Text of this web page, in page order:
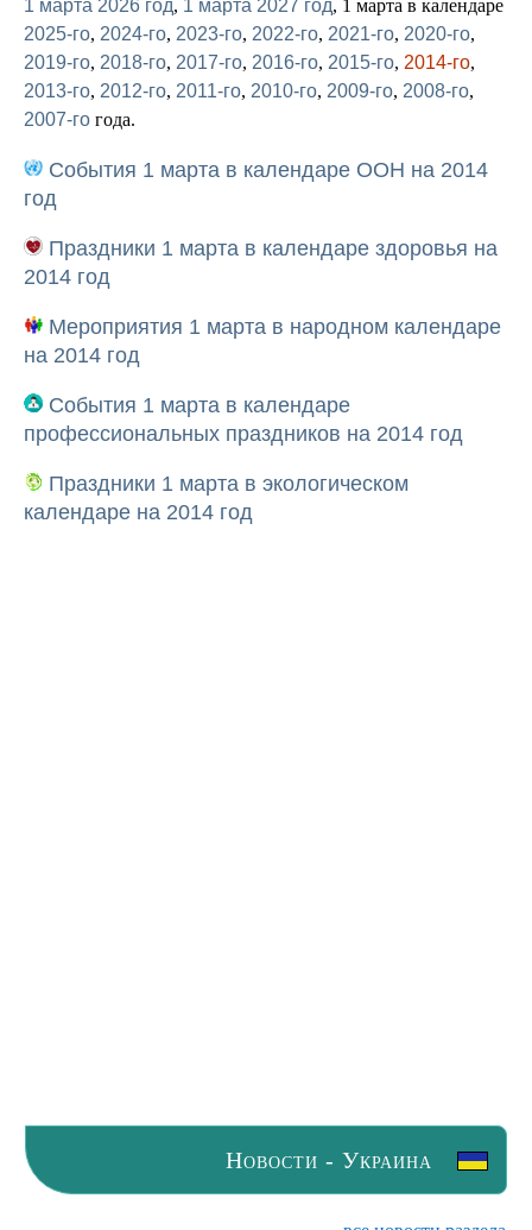
1 марта 2026 год, 1 марта 2027 год, 1 марта в календаре
2025-го, 2024-го, 2023-го, 2022-го, 2021-го, 2020-го,
2019-го, 2018-го, 2017-го, 2016-го, 2015-го, 2014-го,
2013-го, 2012-го, 2011-го, 2010-го, 2009-го, 2008-го,
2007-го года.
События 1 марта в календаре ООН на 2014
год
Праздники 1 марта в календаре здоровья на
2014 год
Мероприятия 1 марта в народном календаре
на 2014 год
События 1 марта в календаре
профессиональных праздников на 2014 год
Праздники 1 марта в экологическом
календаре на 2014 год
Новости - Украина